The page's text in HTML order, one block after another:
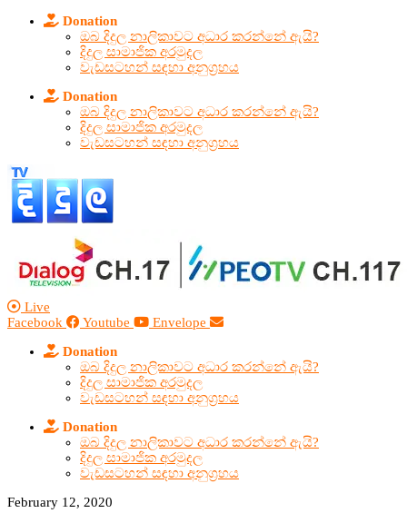
Donation
ඔබ දිදුල නාලිකාවට අධාර කරන්නේ ඇයි?
දිදුල සාමාජික අරමුදල
වැඩසටහන් සඳහා අනුග්‍රහය
Donation
ඔබ දිදුල නාලිකාවට අධාර කරන්නේ ඇයි?
දිදුල සාමාජික අරමුදල
වැඩසටහන් සඳහා අනුග්‍රහය
Live
Facebook
Youtube Envelope
Donation
ඔබ දිදුල නාලිකාවට අධාර කරන්නේ ඇයි?
දිදුල සාමාජික අරමුදල
වැඩසටහන් සඳහා අනුග්‍රහය
Donation
ඔබ දිදුල නාලිකාවට අධාර කරන්නේ ඇයි?
දිදුල සාමාජික අරමුදල
වැඩසටහන් සඳහා අනුග්‍රහය
February 12, 2020